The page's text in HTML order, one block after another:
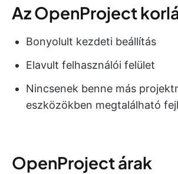
Az OpenProject
Bonyolult kezdeti beállítás
Elavult felhasználói felület
Nincsenek benne más
eszközökben megtalálható
OpenProject árak